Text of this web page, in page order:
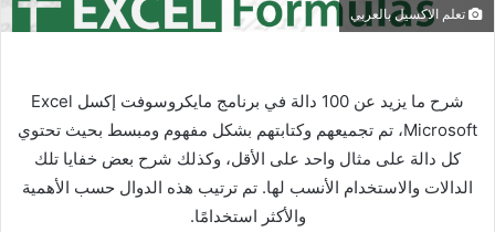
تعلم الاكسيل بالعربي
شرح ما يزيد عن 100 دالة في برنامج مايكروسوفت إكسل Excel
Microsoft، تم تجميعهم وكتابتهم بشكل مفهوم ومبسط بحيث تحتوي
كل دالة على مثال واحد على الأقل، وكذلك شرح بعض خفايا تلك
الدالات والاستخدام الأنسب لها. تم ترتيب هذه الدوال حسب الأهمية
والأكثر استخدامًا.